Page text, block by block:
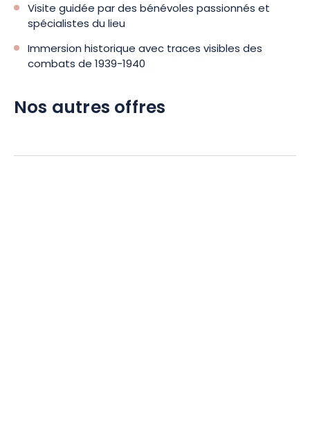
Visite guidée par des bénévoles passionnés et
spécialistes du lieu
Immersion historique avec traces visibles des
combats de 1939-1940
Nos autres offres